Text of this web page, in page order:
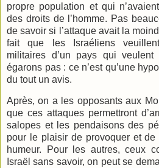
propre population et qui
des droits de l’homme. Pas
de savoir si l’attaque avait la
fait que les Israéliens
militaires d’un pays qui veulent
égarons pas : ce n’est qu’une
du tout un avis.
Après, on a les opposants aux
que ces attaques permettront
salopes et les pendaisons des
pour le plaisir de provoquer et
humeur. Pour les autres, ceux
Israël sans savoir, on peut se